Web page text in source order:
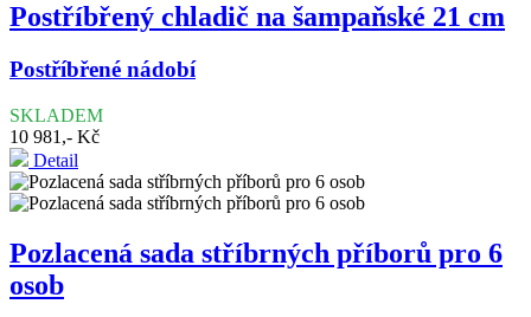
Postříbřený chladič na šampaňské 21 cm
Postříbřené nádobí
SKLADEM
10 981,- Kč
Detail
Pozlacená sada stříbrných příborů pro 6
osob